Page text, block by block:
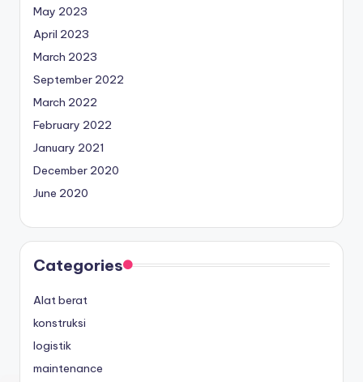
May 2023
April 2023
March 2023
September 2022
March 2022
February 2022
January 2021
December 2020
June 2020
Categories
Alat berat
konstruksi
logistik
maintenance